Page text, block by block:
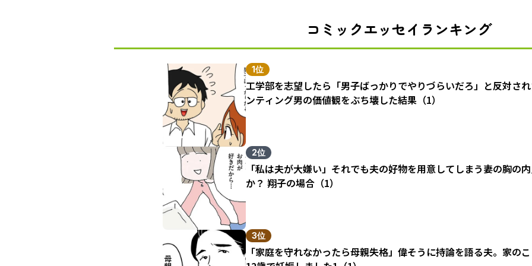
コミックエッセイランキング
1位
工学部を志望したら「男子ばっかりでやりづらいだろ」と反対さ
ンティング男の価値観をぶち壊した結果（1）
2位
「私は夫が大嫌い」それでも夫の好物を用意してしまう妻の胸の
か？ 翔子の場合（1）
3位
「家庭を守れなかったら母親失格」偉そうに持論を語る夫。家の